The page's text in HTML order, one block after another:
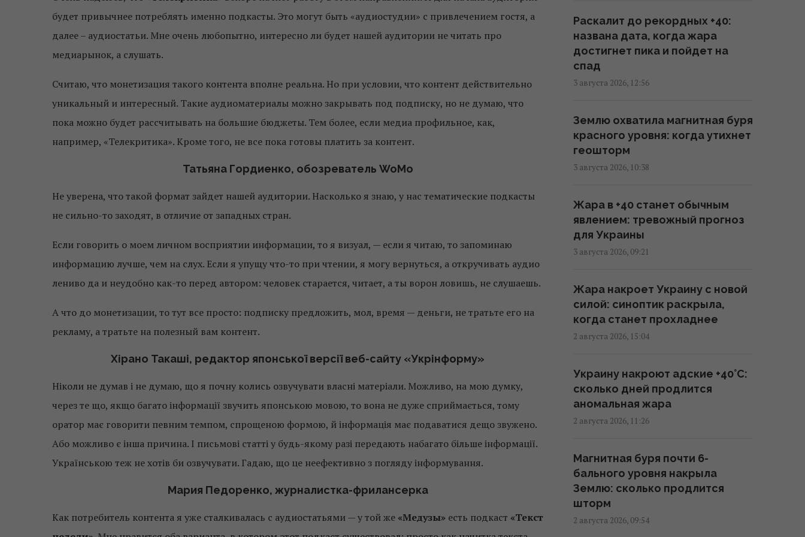
будет привычнее потреблять именно подкасты. Это могут быть «аудиостудии» с привлечением гостя, а
далее – аудиостатьи. Мне очень любопытно, интересно ли будет нашей аудитории не читать про
медиарынок, а слушать.
Считаю, что монетизация такого контента вполне реальна. Но при условии, что контент действительно
уникальный и интересный. Такие аудиоматериалы можно закрывать под подписку, но не думаю, что
пока можно будет рассчитывать на большие бюджеты. Тем более, если медиа профильное, как,
например, «Телекритика». Кроме того, не все пока готовы платить за контент.
Татьяна Гордиенко, обозреватель WoMo
Не уверена, что такой формат зайдет нашей аудитории. Насколько я знаю, у нас тематические подкасты
не сильно-то заходят, в отличие от западных стран.
Если говорить о моем личном восприятии информации, то я визуал, — если я читаю, то запоминаю
информацию лучше, чем на слух. Если я упущу что-то при чтении, я могу вернуться, а откручивать аудио
лениво да и неудобно как-то перед автором: человек старается, читает, а ты ворон ловишь, не слушаешь.
А что до монетизации, то тут все просто: подписку предложить, мол, время — деньги, не тратьте его на
рекламу, а тратьте на полезный вам контент.
Хірано Такаші, редактор японської версії веб-сайту «Укрінформу»
Ніколи не думав і не думаю, що я почну колись озвучувати власні матеріали. Можливо, на мою думку,
через те що, якщо багато інформації звучить японською мовою, то вона не дуже сприймається, тому
оратор має говорити певним темпом, спрощеною формою, й інформація має подаватися дещо звужено.
Або можливо є інша причина. І письмові статті у будь-якому разі передають набагато більше інформації.
Українською теж не хотів би озвучувати. Гадаю, що це неефективно з погляду інформування.
Мария Педоренко, журналистка-фрилансерка
Как потребитель контента я уже сталкивалась с аудиостатьями — у той же «Медузы» есть подкаст «Текст
США готовят новую ядерную
стратегию на случай войны с
Россией или Китаем, - NBC News
16:23 среда, 05 августа 2026
Украина становится для
Европы важнее, чем США, –
WELT
14:14 среда, 05 августа 2026
Трамп отказался передать
Украине ракеты для Patriot, –
FT
12:38 среда, 05 августа 2026
Несмотря на сомнения Трампа:
США продолжают переговоры
с Украиной по Patriot, - Reuters
09:55 среда, 05 августа 2026
Дроны поразили крупный склад
Wildberries в Тульской области:
вспыхнул пожар (видео)
09:45 среда, 05 августа 2026
Возле гольф-клуба Трампа
задержали вооруженного
мужчину с "тревожными
записками", – Politico
09:01 среда, 05 августа 2026
Раскалит до рекордных +40:
названа дата, когда жара
достигнет пика и пойдет на
спад
3 августа 2026, 12:56
Землю охватила магнитная буря
красного уровня: когда утихнет
геошторм
3 августа 2026, 10:38
Жара в +40 станет обычным
явлением: тревожный прогноз
для Украины
3 августа 2026, 09:21
Жара накроет Украину с новой
силой: синоптик раскрыла,
когда станет прохладнее
2 августа 2026, 15:04
Украину накроют адские +40°C:
сколько дней продлится
аномальная жара
2 августа 2026, 11:26
Магнитная буря почти 6-
бального уровня накрыла
Землю: сколько продлится
шторм
2 августа 2026, 09:54